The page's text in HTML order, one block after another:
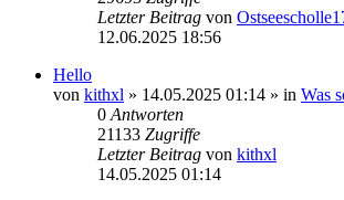
Letzter Beitrag von
12.06.2025 18:56
Hello
von kithxl » 14.05.2025 01:14 » in Was
0 Antworten
21133 Zugriffe
Letzter Beitrag von kithxl
14.05.2025 01:14